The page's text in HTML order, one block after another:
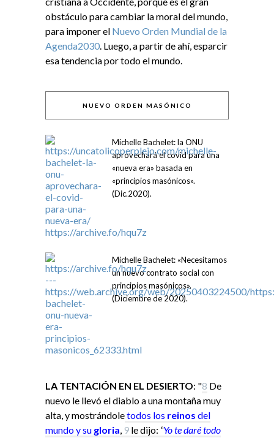
obstáculo para cambiar la moral del mundo,
para imponer el Nuevo Orden Mundial de la
Agenda2030. Luego, a partir de ahí, esparcir
esa tendencia por todo el mundo.
NUEVO ORDEN MASÓNICO
Michelle Bachelet: la ONU
aprovechará el covid para una
«nueva era» basada en
«principios masónicos».
(Dic.2020).
Michelle Bachelet: «Necesitamos
un nuevo contrato social con
principios masónicos».
(Diciembre de 2020).
LA TENTACIÓN EN EL DESIERTO: "8 De
nuevo le llevó el diablo a una montaña muy
alta, y mostrándoletodos los reinos del
mundo y su gloria, 9 le dijo: “Yote daré todo